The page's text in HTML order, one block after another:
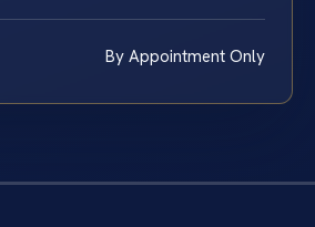
By Appointment Only